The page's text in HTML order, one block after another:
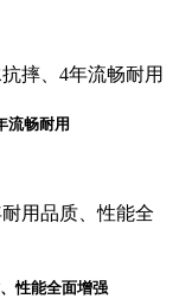
流畅耐用
性能全面增强